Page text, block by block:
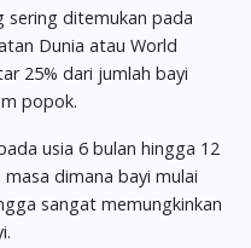
sering ditemukan pada
Dunia atau World
25% dari jumlah bayi
popok.
usia 6 bulan hingga 12
dimana bayi mulai
sangat memungkinkan